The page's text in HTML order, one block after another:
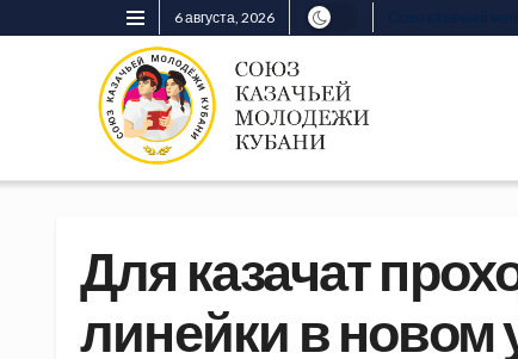
6 августа, 2026
Для казачат
линейки в новом